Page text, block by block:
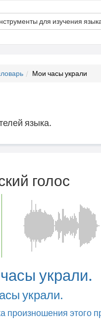
для изучения
Мои часы украли
языка.
голос
украли.
украли.
произношения этого